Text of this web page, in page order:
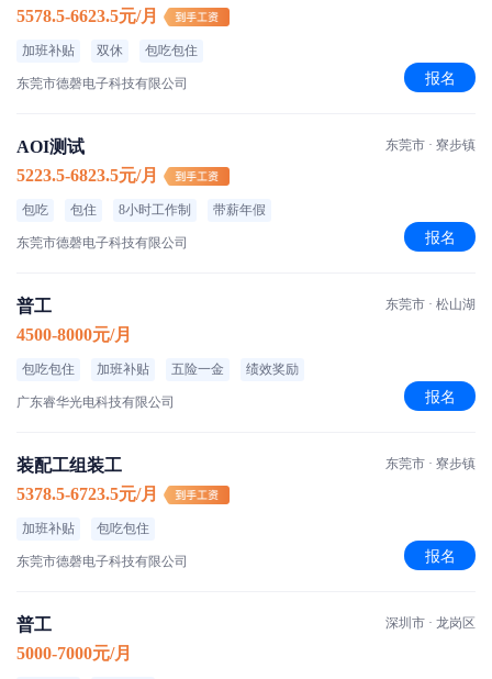
5578.5-6623.5元/月
加班补贴 双休 包吃包住
东莞市德磬电子科技有限公司 报名
AOI测试
5223.5-6823.5元/月
包吃 包住 8小时工作制 带薪年假
东莞市德磬电子科技有限公司
东莞市 · 寮步镇
报名
普工
4500-8000元/月
包吃包住 加班补贴 五险一金 绩效奖励
广东睿华光电科技有限公司
东莞市 · 松山湖
报名
装配工组装工
5378.5-6723.5元/月
加班补贴 包吃包住
东莞市德磬电子科技有限公司
东莞市 · 寮步镇
报名
普工
5000-7000元/月
深圳市 · 龙岗区